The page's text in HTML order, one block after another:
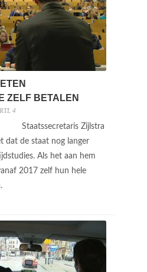
ZELF BETALEN
RTL 4
Staatssecretaris Zijlstra
dat de staat nog langer
Als het aan hem
2017 zelf hun hele